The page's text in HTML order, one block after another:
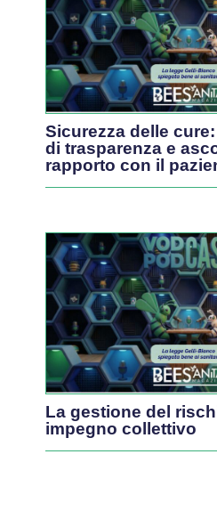
Sicurezza delle
di trasparenza e
rapporto con il
La gestione del
impegno collettivo